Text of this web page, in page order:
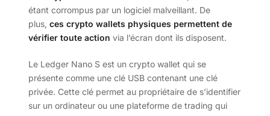
étant corrompus par un logiciel malveillant. De
plus, ces crypto wallets physiques permettent de
vérifier toute action via l’écran dont ils disposent.
Le Ledger Nano S est un crypto wallet qui se
présente comme une clé USB contenant une clé
privée. Cette clé permet au propriétaire de s’identifier
sur un ordinateur ou une plateforme de trading qui